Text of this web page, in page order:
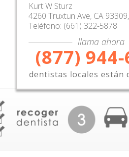
Kurt W Sturz
4260 Truxtun Ave, CA 93309,
Teléfono: (661) 322-5878
llama ahora
(877)
dentistas locales están